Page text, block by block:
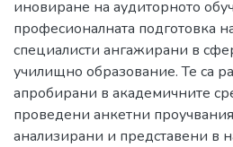
иновиране на аудиторното
професионалната подготовка
специалисти ангажирани в
училищно образование. Те са
апробирани в академичните
проведени анкетни
анализирани и представени в